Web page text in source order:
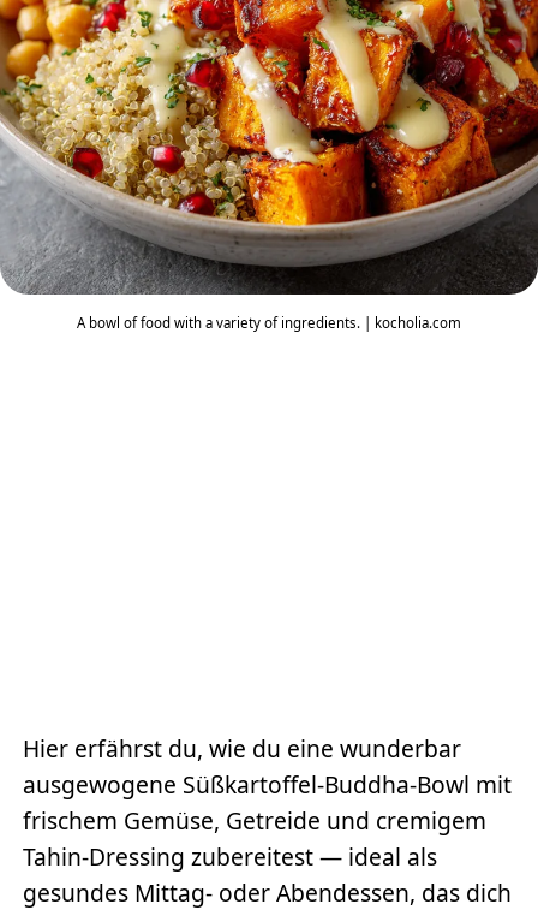
A bowl of food with a variety of ingredients. | kocholia.com
Hier erfährst du, wie du eine wunderbar
ausgewogene Süßkartoffel-Buddha-Bowl mit
frischem Gemüse, Getreide und cremigem
Tahin-Dressing zubereitest — ideal als
gesundes Mittag- oder Abendessen, das dich